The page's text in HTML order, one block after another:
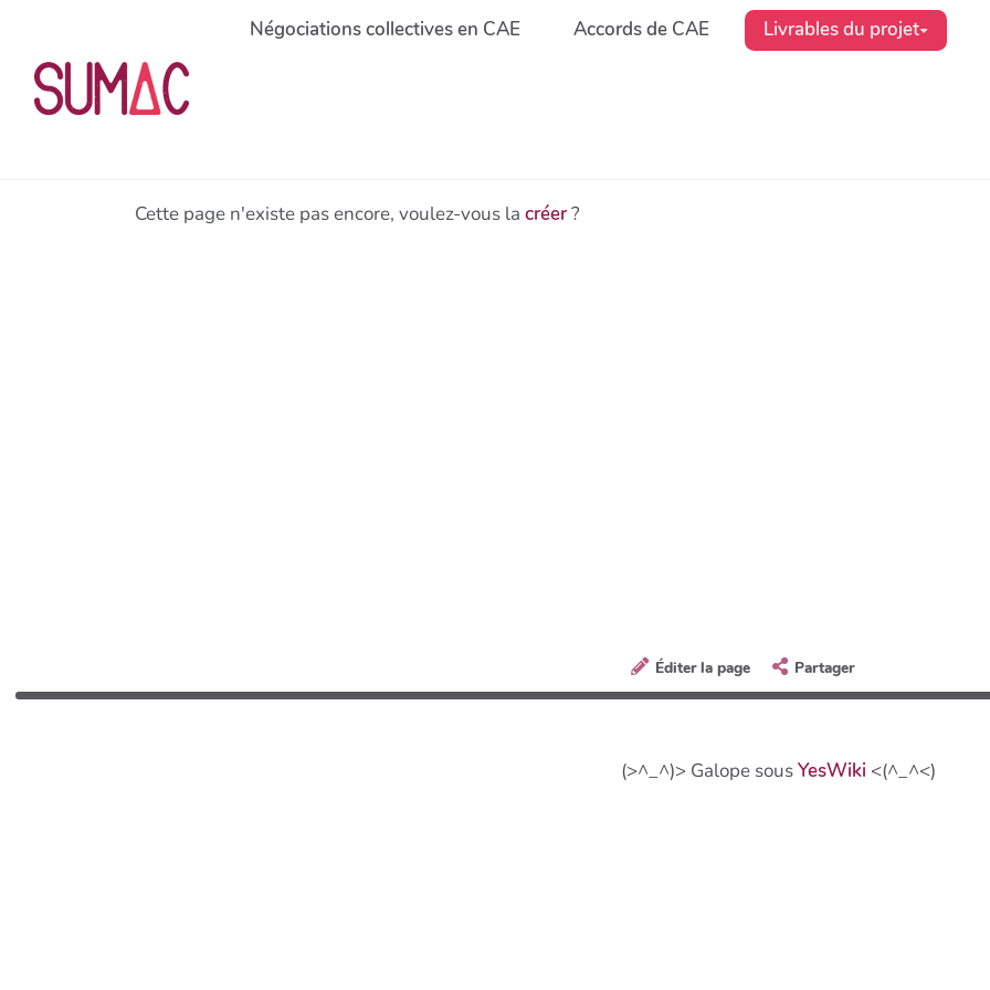
Négociations collectives en CAE Accords de CAE Livrables du projet
Cette page n'existe pas encore, voulez-vous la créer?
Éditer la page Partager
(>^_^)> Galope sousYesWiki <(^_^<)